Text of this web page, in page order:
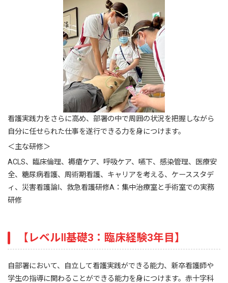
看護実践力をさらに高め、部署の中で周囲の状況を把握しながら
自分に任せられた仕事を遂行できる力を身につけます。
＜主な研修＞
ACLS、臨床倫理、褥瘡ケア、呼吸ケア、嚥下、感染管理、医療安
全、糖尿病看護、周術期看護、キャリアを考える、ケーススタデ
ィ、災害看護論I、救急看護研修A：集中治療室と手術室での実務
研修
【レベルⅡ基礎3：臨床経験3年目】
自部署において、自立して看護実践ができる能力、新卒看護師や
学生の指導に関わることができる能力を身につけます。赤十字科